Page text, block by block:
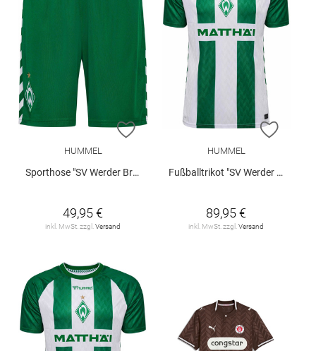
ZUR WUNSCHLISTE HINZUFÜGEN
HUMMEL
Sporthose "SV Werder Bremen Home 2026/27"
49,95 €
inkl. MwSt. zzgl.Versand
ZUR
HUMMEL
Fußballtrikot "SV Werder Bremen Home 2026/27"
89,95 €
inkl. MwSt. zzgl.Versand